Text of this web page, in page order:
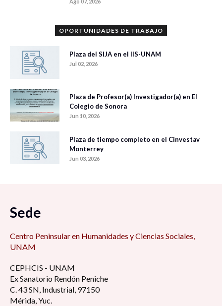
OPORTUNIDADES DE TRABAJO
Plaza del SIJA en el IIS-UNAM
Jul 02, 2026
Plaza de Profesor(a) Investigador(a) en El
Colegio de Sonora
Jun 10, 2026
Plaza de tiempo completo en el Cinvestav
Monterrey
Jun 03, 2026
Sede
Centro Peninsular en Humanidades y Ciencias Sociales,
UNAM
CEPHCIS - UNAM
Ex Sanatorio Rendón Peniche
C. 43 SN, Industrial, 97150
Mérida, Yuc.